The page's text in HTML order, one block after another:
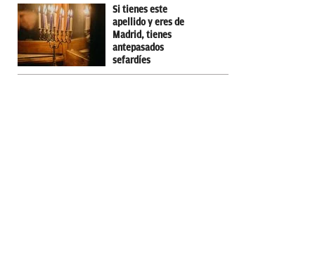
Si tienes este
apellido y eres de
Madrid, tienes
antepasados
sefardíes